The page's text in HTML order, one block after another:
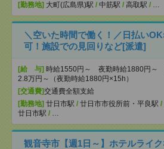
[勤務地] 大町(広島県)駅 / 中筋駅 / 高取駅 / …
＼空いた時間で働く！／日払い
可！施設での見回りなど[派遣]
[給 与] 時給1550円～ 夜勤時給1880円～
2.8万円～（夜勤時給1880円×15h）
[交通費]交通費全額支給
[勤務地] 廿日市駅 / 廿日市市役所前・平良駅 /
廿日市駅 / …
観音寺市【週1日～】ホテルライ